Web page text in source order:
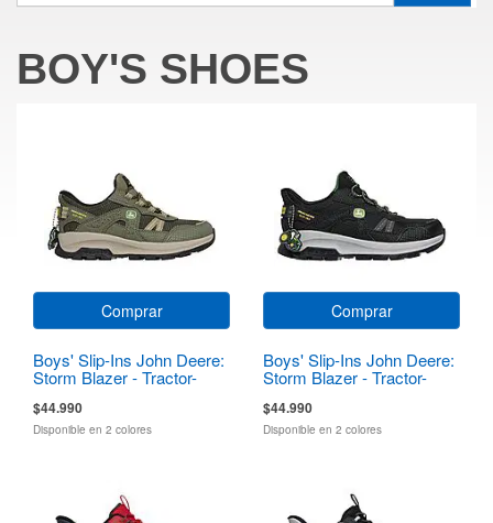
BOY'S SHOES
Comprar
Boys' Slip-Ins John Deere:
Storm Blazer - Tractor-
$44.990
Disponible en 2 colores
Comprar
Boys' Slip-Ins John Deere:
Storm Blazer - Tractor-
$44.990
Disponible en 2 colores